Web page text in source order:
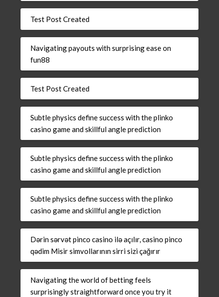
Test Post Created
Navigating payouts with surprising ease on
fun88
Test Post Created
Subtle physics define success with the plinko
casino game and skillful angle prediction
Subtle physics define success with the plinko
casino game and skillful angle prediction
Subtle physics define success with the plinko
casino game and skillful angle prediction
Dərin sərvət pinco casino ilə açılır, casino pinco
qədim Misir simvollarının sirri sizi çağırır
Navigating the world of betting feels
surprisingly straightforward once you try it